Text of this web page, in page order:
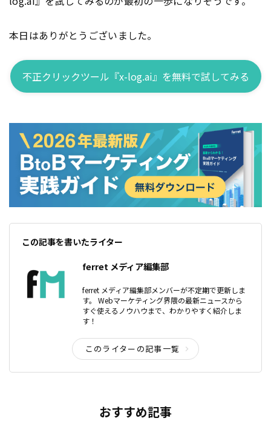
本日はありがとうございました。
不正クリックツール『x-log.ai』を無料で試してみる
この記事を書いたライター
ferret メディア編集部
ferret メディア編集部メンバーが不定期で更新しま
す。 Webマーケティング界隈の最新ニュースから
すぐ使えるノウハウまで、わかりやすく紹介しま
す！
このライターの記事一覧
おすすめ記事